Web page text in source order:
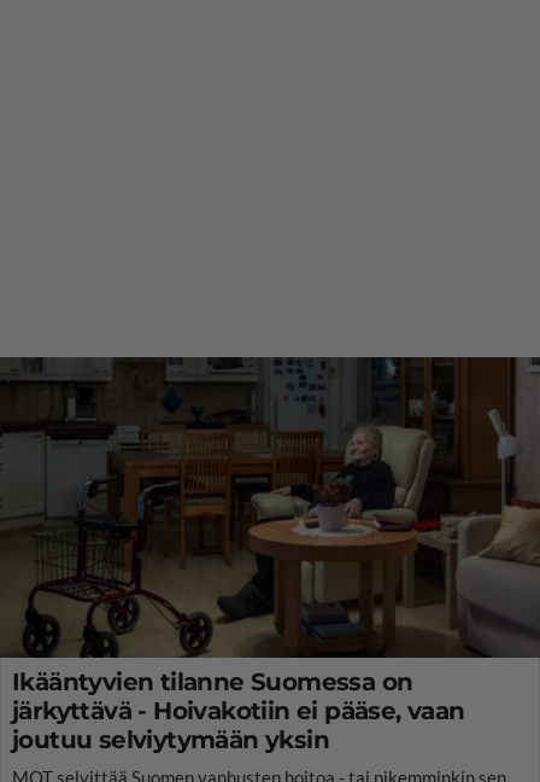
Ikääntyvien tilanne Suomessa on
järkyttävä - Hoivakotiin ei pääse, vaan
joutuu selviytymään yksin
MOT selvittää Suomen vanhusten hoitoa - tai pikemminkin sen